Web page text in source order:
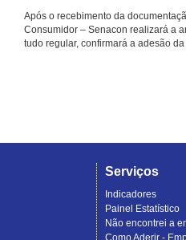
Após o recebimento da
Consumidor – Senacon realizará a
tudo regular, confirmará a adesão
Serviços
Indicadores
Painel Estatístico
Não encontrei a